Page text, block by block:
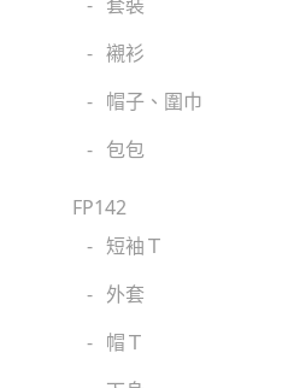
- 襯衫
- 帽子、圍巾
- 包包
FP142
- 短袖Ｔ
- 外套
- 帽Ｔ